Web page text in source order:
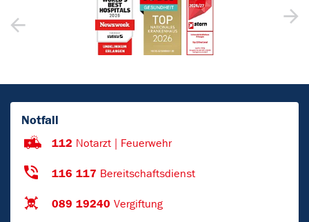
Notfall
112 Notarzt | Feuerwehr
116 117 Bereitschaftsdienst
089 19240 Vergiftung